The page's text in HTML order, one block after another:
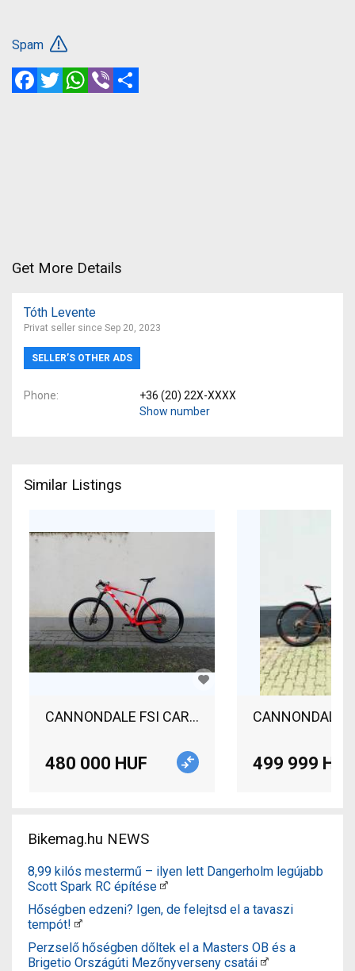
Spam
FacebookTwitterWhatsApp
Viber
Get More Details
Tóth Levente
Privat seller since Sep 20, 2023
SELLER’S OTHER ADS
Phone
+36 (20) 22X-XXXX
Show number
Similar Listings
CANNONDALE FSI CARBON 3 29er L méret
480 000 HUF
CANNONDALE
499 999 HUF
Bikemag.hu NEWS
8,99 kilós mestermű – ilyen lett Dangerholm legújabb
Scott Spark RC építése
Hőségben edzeni? Igen, de felejtsd el a tavaszi
tempót!
Perzselő hőségben dőltek el a Masters OB és a
Brigetio Országúti Mezőnyverseny csatái